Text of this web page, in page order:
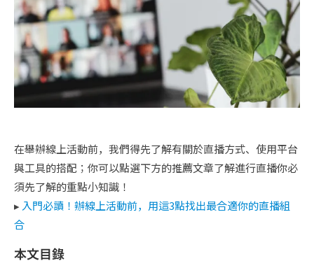
在舉辦線上活動前，我們得先了解有關於直播方式、使用平台
與工具的搭配；你可以點選下方的推薦文章了解進行直播你必
須先了解的重點小知識！
▸ 入門必讀！辦線上活動前，用這3點找出最合適你的直播組
合
本文目錄